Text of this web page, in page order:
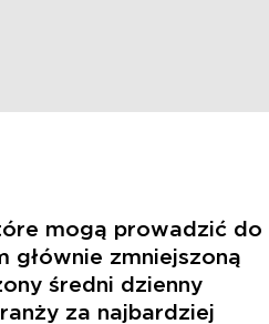
mogą prowadzić do
głównie zmniejszoną
średni dzienny
za najbardziej